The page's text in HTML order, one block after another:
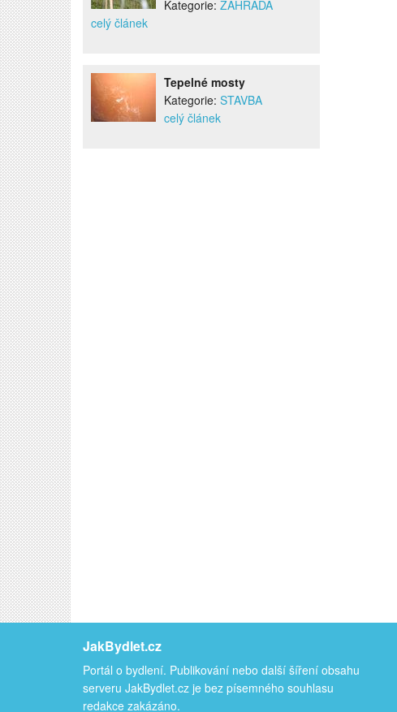
Kategorie: ZAHRADA
celý článek
Tepelné mosty
Kategorie: STAVBA
celý článek
JakBydlet.cz
Portál o bydlení. Publikování nebo další šíření obsahu
serveru JakBydlet.cz je bez písemného souhlasu
redakce zakázáno.